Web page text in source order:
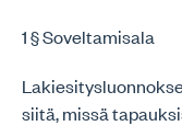
1 § Soveltamisala
siitä, missä